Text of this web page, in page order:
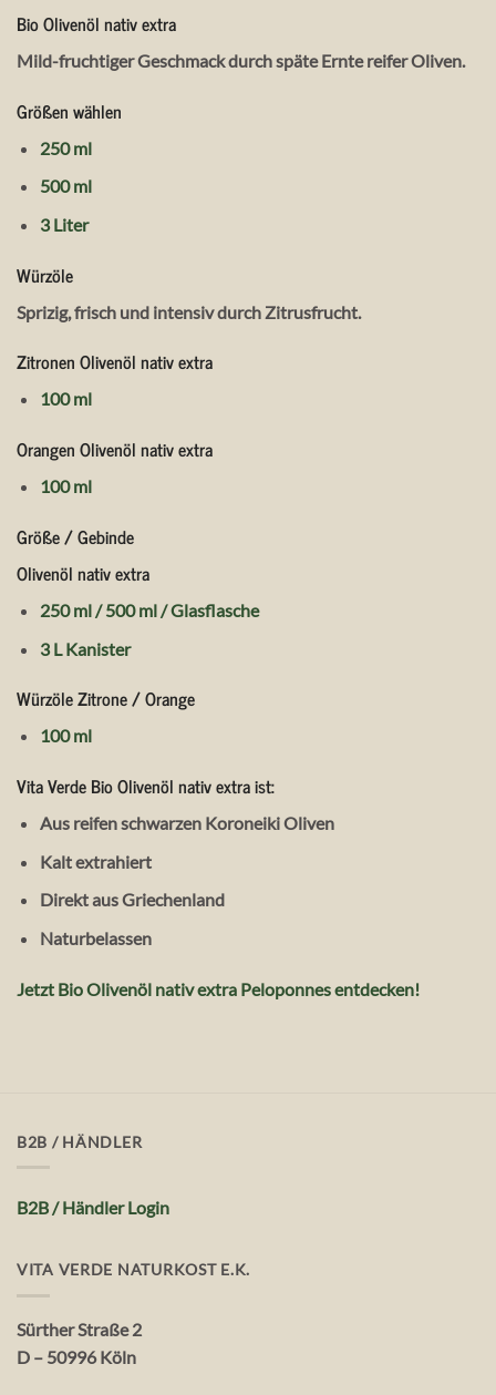
Bio Olivenöl nativ extra
Mild-fruchtiger Geschmack durch späte Ernte reifer Oliven.
Größen wählen
250 ml
500 ml
3 Liter
Würzöle
Sprizig, frisch und intensiv durch Zitrusfrucht.
Zitronen Olivenöl nativ extra
100 ml
Orangen Olivenöl nativ extra
100 ml
Größe / Gebinde
Olivenöl nativ extra
250 ml / 500 ml / Glasflasche
3 L Kanister
Würzöle Zitrone / Orange
100 ml
Vita Verde Bio Olivenöl nativ extra ist:
Aus reifen schwarzen Koroneiki Oliven
Kalt extrahiert
Direkt aus Griechenland
Naturbelassen
Jetzt Bio Olivenöl nativ extra Peloponnes entdecken!
B2B / HÄNDLER
B2B / Händler Login
VITA VERDE NATURKOST E.K.
Sürther Straße 2
D – 50996 Köln